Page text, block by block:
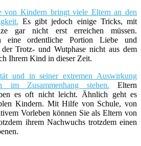
von Kindern bringt viele Eltern an den
Es gibt jedoch einige Tricks, mit
gar nicht erst erreichen müssen.
eine ordentliche Portion Liebe und
Trotz- und Wutphase nicht aus dem
Ihrem Kind in dieser Zeit.
und in seiner extremen Auswirkung
im Zusammenhang stehen. Eltern
es oft nicht leicht. Ähnlich geht es
Kindern. Mit Hilfe von Schule, von
Vorleben können Sie als Eltern von
ihrem Nachwuchs trotzdem einen